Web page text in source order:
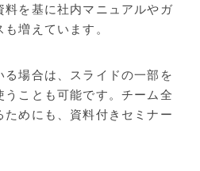
料を基に社内マニュアルやガ
増えています。
る場合は、スライドの一部を
ことも可能です。チーム全
めにも、資料付きセミナー